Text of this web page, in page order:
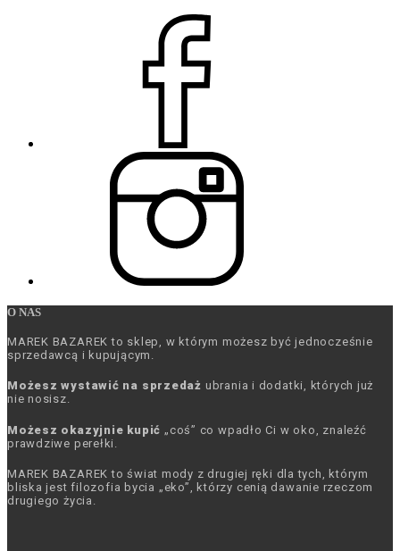
O NAS
MAREK BAZAREK to sklep, w którym możesz być jednocześnie
sprzedawcą i kupującym.
Możesz wystawić na sprzedaż ubrania i dodatki, których już
nie nosisz.
Możesz okazyjnie kupić „coś” co wpadło Ci w oko, znaleźć
prawdziwe perełki.
MAREK BAZAREK to świat mody z drugiej ręki dla tych, którym
bliska jest filozofia bycia „eko”, którzy cenią dawanie rzeczom
drugiego życia.